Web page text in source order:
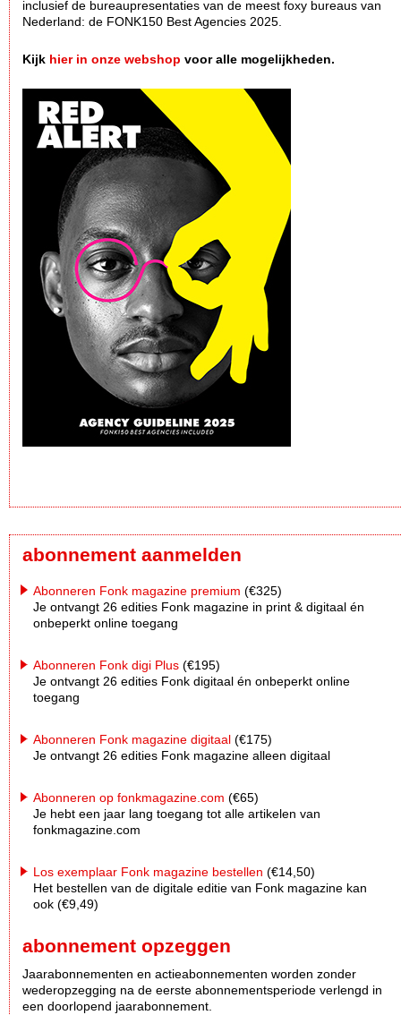
inclusief de bureaupresentaties van de meest foxy bureaus van
Nederland: de FONK150 Best Agencies 2025.
Kijk hier in onze webshop voor alle mogelijkheden.
abonnement aanmelden
Abonneren Fonk magazine premium (€325)
Je ontvangt 26 edities Fonk magazine in print & digitaal én
onbeperkt online toegang
Abonneren Fonk digi Plus (€195)
Je ontvangt 26 edities Fonk digitaal én onbeperkt online
toegang
Abonneren Fonk magazine digitaal (€175)
Je ontvangt 26 edities Fonk magazine alleen digitaal
Abonneren op fonkmagazine.com (€65)
Je hebt een jaar lang toegang tot alle artikelen van
fonkmagazine.com
Los exemplaar Fonk magazine bestellen (€14,50)
Het bestellen van de digitale editie van Fonk magazine kan
ook (€9,49)
abonnement opzeggen
Jaarabonnementen en actieabonnementen worden zonder
wederopzegging na de eerste abonnementsperiode verlengd in
een doorlopend jaarabonnement.